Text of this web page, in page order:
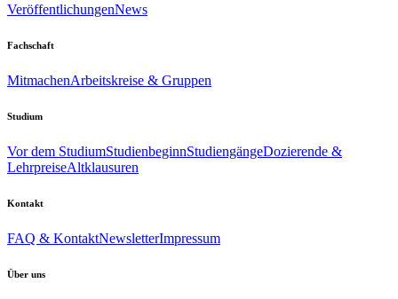
VeröffentlichungenNews
Fachschaft
MitmachenArbeitskreise & Gruppen
Studium
Vor dem StudiumStudienbeginnStudiengängeDozierende &
LehrpreiseAltklausuren
Kontakt
FAQ & KontaktNewsletterImpressum
Über uns